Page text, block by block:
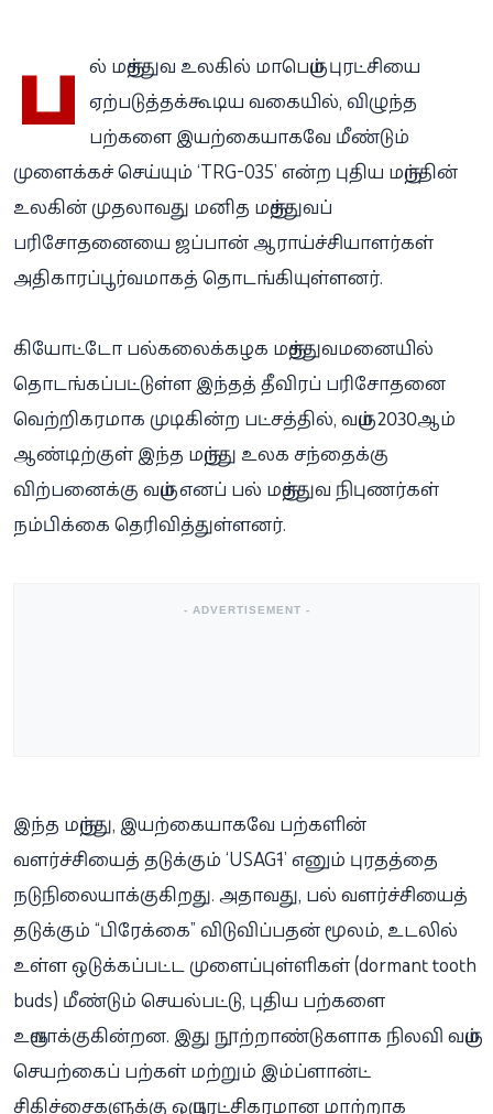
ப ல் மருத்துவ உலகில் மாபெரும் புரட்சியை
ஏற்படுத்தக்கூடிய வகையில், விழுந்த
பற்களை இயற்கையாகவே மீண்டும்
முளைக்கச் செய்யும் ‘TRG-035’ என்ற புதிய மருந்தின்
உலகின் முதலாவது மனித மருத்துவப்
பரிசோதனையை ஜப்பான் ஆராய்ச்சியாளர்கள்
அதிகாரப்பூர்வமாகத் தொடங்கியுள்ளனர்.
கியோட்டோ பல்கலைக்கழக மருத்துவமனையில்
தொடங்கப்பட்டுள்ள இந்தத் தீவிரப் பரிசோதனை
வெற்றிகரமாக முடிகின்ற பட்சத்தில், வரும் 2030ஆம்
ஆண்டிற்குள் இந்த மருந்து உலக சந்தைக்கு
விற்பனைக்கு வரும் எனப் பல் மருத்துவ நிபுணர்கள்
நம்பிக்கை தெரிவித்துள்ளனர்.
- ADVERTISEMENT -
இந்த மருந்து, இயற்கையாகவே பற்களின்
வளர்ச்சியைத் தடுக்கும் ‘USAG-1’ எனும் புரதத்தை
நடுநிலையாக்குகிறது. அதாவது, பல் வளர்ச்சியைத்
தடுக்கும் “பிரேக்கை” விடுவிப்பதன் மூலம், உடலில்
உள்ள ஒடுக்கப்பட்ட முளைப்புள்ளிகள் (dormant tooth
buds) மீண்டும் செயல்பட்டு, புதிய பற்களை
உருவாக்குகின்றன. இது நூற்றாண்டுகளாக நிலவி வரும்
செயற்கைப் பற்கள் மற்றும் இம்ப்ளான்ட்
சிகிச்சைகளுக்கு ஒரு புரட்சிகரமான மாற்றாக